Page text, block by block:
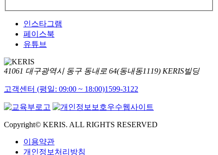
인스타그램
페이스북
유튜브
41061 대구광역시 동구 동내로 64(동내동1119) KERIS빌딩
고객센터 (평일: 09:00 ~ 18:00)1599-3122
Copyright© KERIS. ALL RIGHTS RESERVED
이용약관
개인정보처리방침